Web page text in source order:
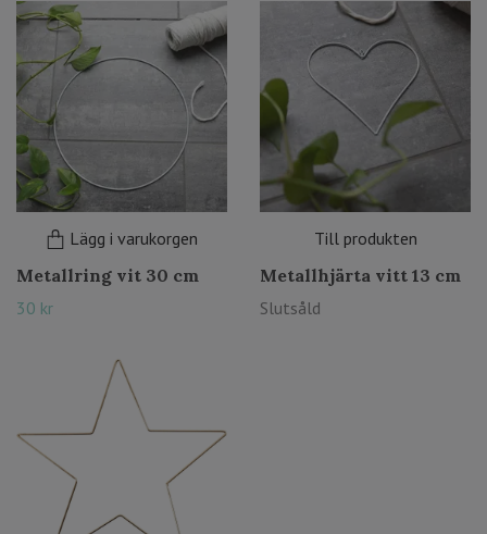
Lägg i varukorgen
Metallring vit 30 cm
30 kr
Till produkten
Metallhjärta vitt 13 cm
Slutsåld